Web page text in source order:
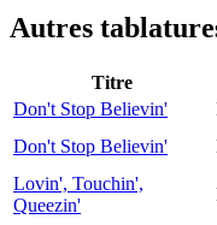
Autres
Titre
Don't Stop Believin'
Don't Stop Believin'
Lovin', Touchin',
Queezin'